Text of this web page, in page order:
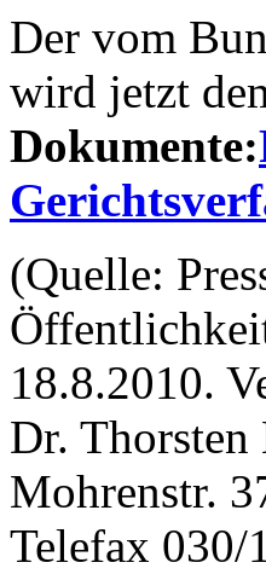
Der vom
wird jetzt
Dokumente:
(Quelle:
18.8.2010.
Dr.
Mohrenstr.
Telefax 030/